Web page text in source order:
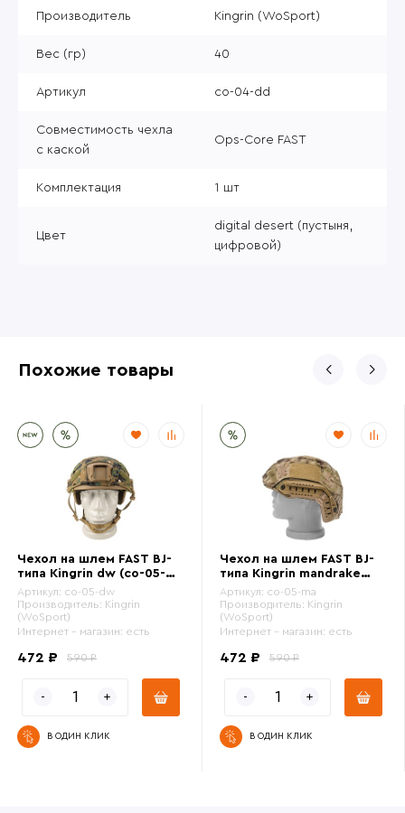
Производитель Kingrin (WoSport)
Вес (гр) 40
Артикул co-04-dd
Совместимость чехла
с каской
Ops-Core FAST
Комплектация 1 шт
Цвет
digital desert (пустыня,
цифровой)
Похожие товары
Чехол на шлем FAST BJ-
типа Kingrin dw (co-05-
dw)
Артикул: co-05-dw
Производитель: Kingrin
(WoSport)
Интернет - магазин: есть
590 ₽
472 ₽
В ОДИН КЛИК
Чехол на шлем FAST BJ-
типа Kingrin mandrake
(co-05-ma)
Артикул: co-05-ma
Производитель: Kingrin
(WoSport)
Интернет - магазин: есть
590 ₽
472 ₽
В ОДИН КЛИК